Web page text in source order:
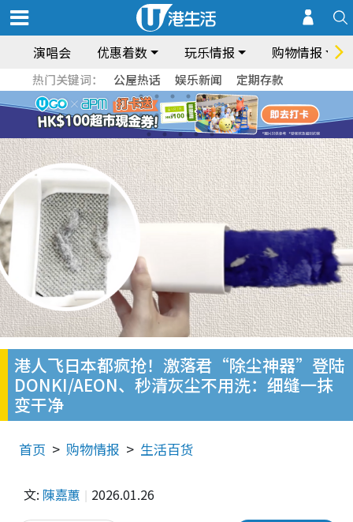
演唱会 优惠着数 玩乐情报 购物情报
热门关键词： 公屋热话 娱乐新闻 定期存款
港人飞日本都疯抢！激落君“除尘神器”登陆
DONKI/AEON、秒清灰尘不用洗：细缝一抹
变干净
首页 购物情报 生活百货
文: 陳嘉蕙 2026.01.26